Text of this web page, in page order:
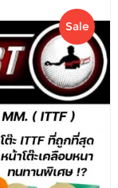
Sale